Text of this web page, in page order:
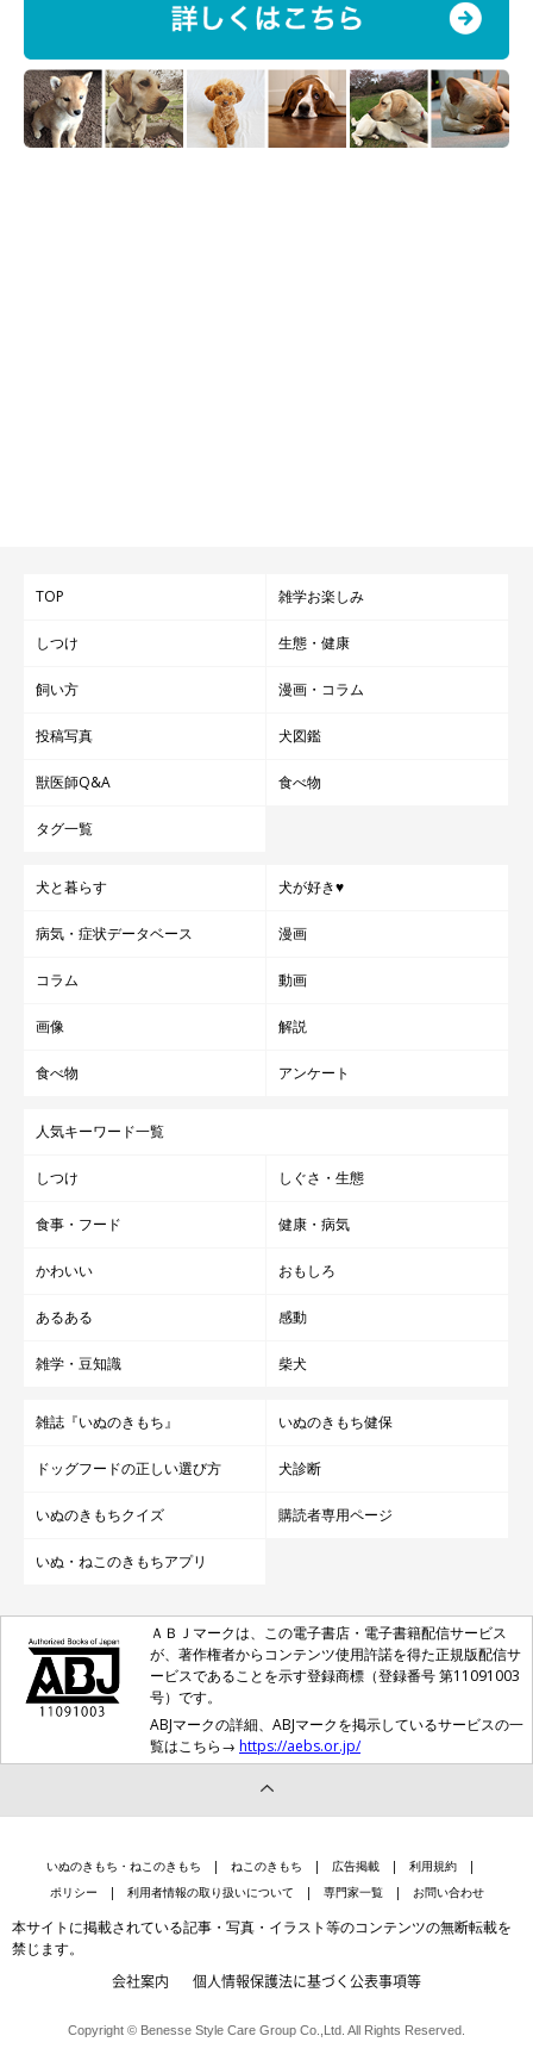
TOP 雑学お楽しみ
しつけ 生態・健康
飼い方 漫画・コラム
投稿写真 犬図鑑
獣医師Q&A 食べ物
タグ一覧
犬と暮らす 犬が好き♥
病気・症状データベース 漫画
コラム 動画
画像 解説
食べ物 アンケート
人気キーワード一覧
しつけ しぐさ・生態
食事・フード 健康・病気
かわいい おもしろ
あるある 感動
雑学・豆知識 柴犬
雑誌『いぬのきもち』 いぬのきもち健保
ドッグフードの正しい選び方 犬診断
いぬのきもちクイズ 購読者専用ページ
いぬ・ねこのきもちアプリ
ＡＢＪマークは、この電子書店・電子書籍配信サービス
が、著作権者からコンテンツ使用許諾を得た正規版配信サ
ービスであることを示す登録商標（登録番号 第11091003
号）です。
ABJマークの詳細、ABJマークを掲示しているサービスの一
覧はこちら→ https://aebs.or.jp/
いぬのきもち・ねこのきもち ねこのきもち 広告掲載
利用規約
ポリシー
利用者情報の取り扱いについて 専門家一覧 お問い合わせ
本サイトに掲載されている記事・写真・イラスト等のコンテンツの無断転載を
禁じます。
会社案内 個人情報保護法に基づく公表事項等
Copyright © Benesse Style Care Group Co.,Ltd. All Rights Reserved.